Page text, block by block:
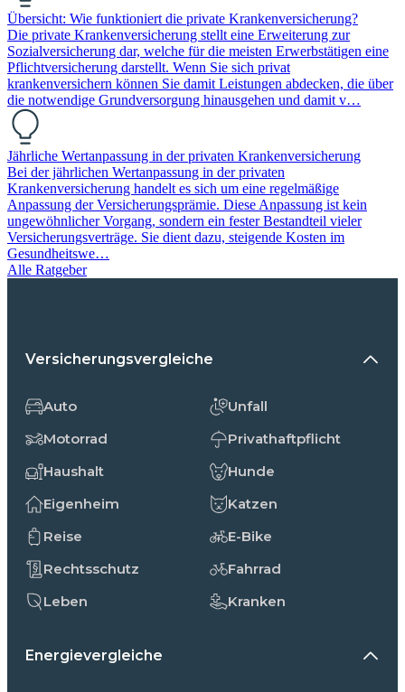
Übersicht: Wie funktioniert die private Krankenversicherung?
Die private Krankenversicherung stellt eine Erweiterung zur
Sozialversicherung dar, welche für die meisten Erwerbstätigen eine
Pflichtversicherung darstellt. Wenn Sie sich privat
krankenversichern können Sie damit Leistungen abdecken, die über
die notwendige Grundversorgung hinausgehen und damit v…
Jährliche Wertanpassung in der privaten Krankenversicherung
Bei der jährlichen Wertanpassung in der privaten
Krankenversicherung handelt es sich um eine regelmäßige
Anpassung der Versicherungsprämie. Diese Anpassung ist kein
ungewöhnlicher Vorgang, sondern ein fester Bestandteil vieler
Versicherungsverträge. Sie dient dazu, steigende Kosten im
Gesundheitswe…
Alle Ratgeber
Versicherungsvergleiche
Auto
Motorrad
Haushalt
Eigenheim
Reise
Rechtsschutz
Leben
Unfall
Privathaftpflicht
Hunde
Katzen
E-Bike
Fahrrad
Kranken
Energievergleiche